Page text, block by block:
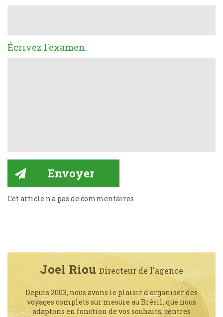
Écrivez l'examen:
Cet article n'a pas de commentaires
Joel Riou Directeur de l'agence
Depuis 2003, nous avons le plaisir d'organiser des
voyages complets sur mesure au Brésil, que nous
adaptons en fonction de vos souhaits, centres